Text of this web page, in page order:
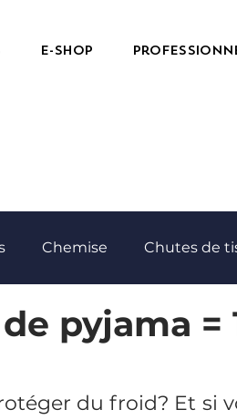
e-Shop
Chemise Chutes de
Essuies de bain
de coussin Jupe
pyjama =
du froid? Et si